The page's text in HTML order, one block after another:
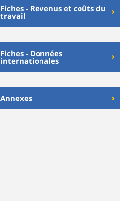
Fiches - Revenus et coûts du
travail
Fiches - Données
internationales
Annexes